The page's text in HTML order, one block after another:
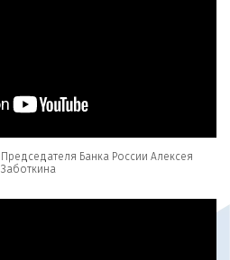
Банка России Алексея
Заботкина